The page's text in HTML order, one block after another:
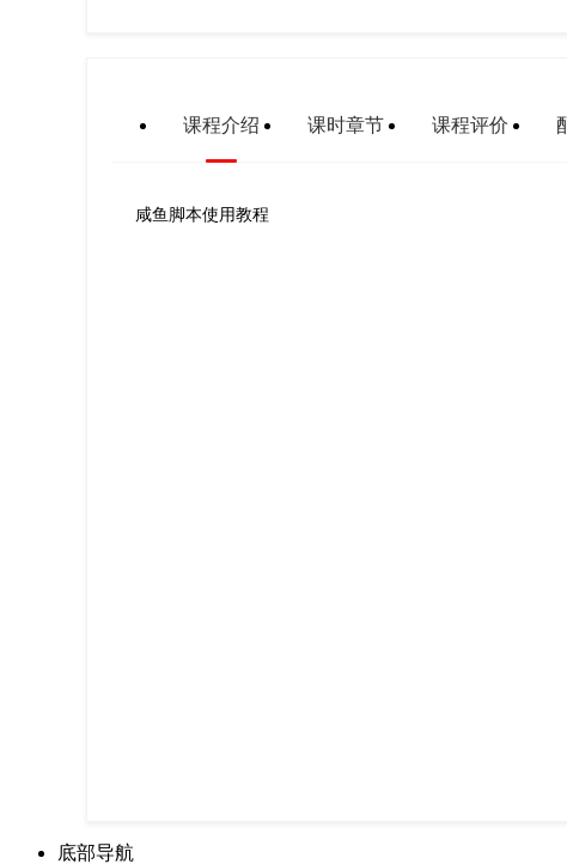
课程介绍 课时章节 课程评价
咸鱼脚本使用教程
底部导航